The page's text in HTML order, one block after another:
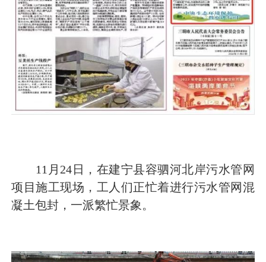
11月24日，在建宁县容驷河北岸污水管网
项目施工现场，工人们正忙着进行污水管网混
凝土包封，一派繁忙景象。